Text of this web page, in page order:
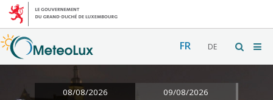
FR DE
08/08/2026 09/08/2026